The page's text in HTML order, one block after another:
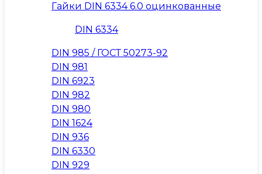
Гайки DIN 6334 6.0 оцинкованные
DIN 6334
DIN 985 / ГОСТ 50273-92
DIN 981
DIN 6923
DIN 982
DIN 980
DIN 1624
DIN 936
DIN 6330
DIN 929